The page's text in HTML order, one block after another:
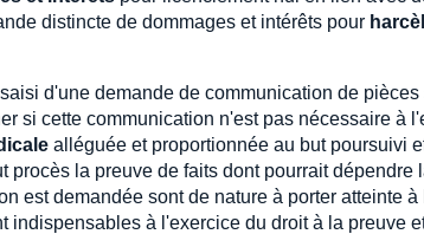
distincte de dommages et intérêts pour
saisi d'une demande de communication de
si cette communication n'est pas nécessaire à
alléguée et proportionnée au but poursuivi
procès la preuve de faits dont pourrait
est demandée sont de nature à porter atteinte
indispensables à l'exercice du droit à la preuve